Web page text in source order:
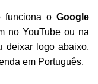
funciona o Google
no YouTube ou na
deixar logo abaixo,
em Português.